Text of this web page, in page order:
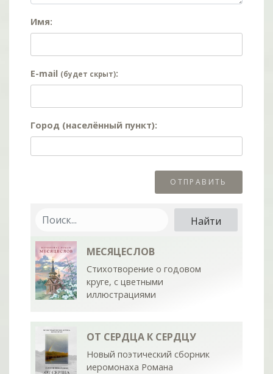
Имя:
E-mail (будет скрыт):
Город (населённый пункт):
МЕСЯЦЕСЛОВ
Стихотворение о годовом
круге, с цветными
иллюстрациями
ОТ СЕРДЦА К СЕРДЦУ
Новый поэтический сборник
иеромонаха Романа